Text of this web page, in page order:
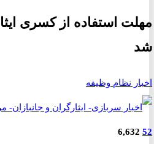
استفاده از کسری
نظام وظیفه